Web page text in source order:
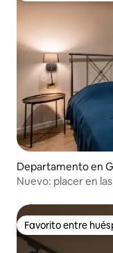
Departamento en
Nuevo: placer en
Favorito entre
Favorito entre